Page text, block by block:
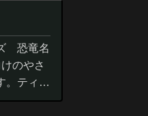
恐竜名
のやさ
。ティラ